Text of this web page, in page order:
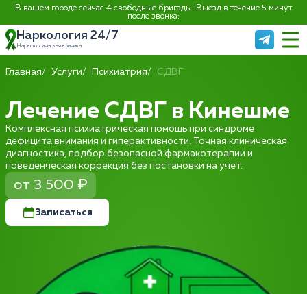
В вашем городе сейчас 4 свободные бригады. Выезд в течение 5 минут
после звонка:
Наркология 24/7
Наркологическая клиника
Главная Услуги Психиатрия СДВГ
Лечение СДВГ в Кинешме
Комплексная психиатрическая помощь при синдроме
дефицита внимания и гиперактивности. Точная клиническая
диагностика, подбор безопасной фармакотерапии и
поведенческая коррекция без постановки на учет.
от 3 500 ₽
Записаться